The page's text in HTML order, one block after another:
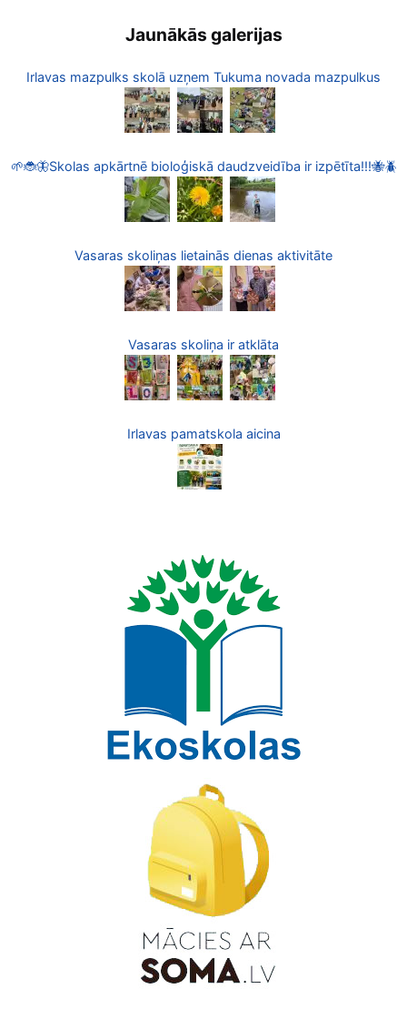
Jaunākās galerijas
Irlavas mazpulks skolā uzņem Tukuma novada mazpulkus
🌱🐞🦋Skolas apkārtnē bioloģiskā daudzveidība ir izpētīta!!!🐝🪲
Vasaras skoliņas lietainās dienas aktivitāte
Vasaras skoliņa ir atklāta
Irlavas pamatskola aicina